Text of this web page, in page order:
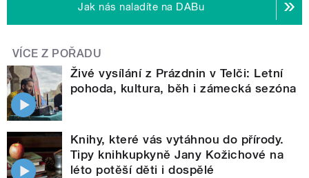
Jak nás naladíte na DABu
VÍCE Z POŘADU
Živé vysílání z Prázdnin v Telči: Letní
pohoda, kultura, běh i zámecká sezóna
Knihy, které vás vytáhnou do přírody.
Tipy knihkupkyně Jany Kožichové na
léto potěší děti i dospělé